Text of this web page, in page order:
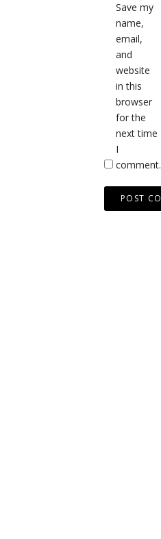
Save my
name,
email,
and
website
in this
browser
for the
next time
I
comment.